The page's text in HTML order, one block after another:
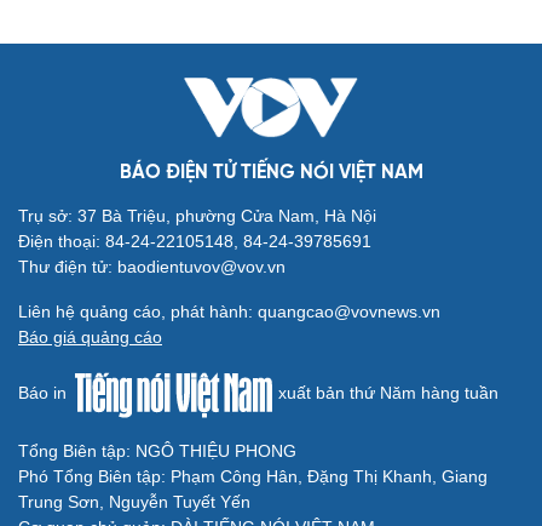
Cải chính
BÁO ĐIỆN TỬ TIẾNG NÓI VIỆT NAM
Trụ sở: 37 Bà Triệu, phường Cửa Nam, Hà Nội
Điện thoại: 84-24-22105148, 84-24-39785691
Thư điện tử: baodientuvov@vov.vn
Liên hệ quảng cáo, phát hành: quangcao@vovnews.vn
Báo giá quảng cáo
Báo in xuất bản thứ Năm hàng tuần
Tổng Biên tập: NGÔ THIỆU PHONG
Phó Tổng Biên tập: Phạm Công Hân, Đặng Thị Khanh, Giang
Trung Sơn, Nguyễn Tuyết Yến